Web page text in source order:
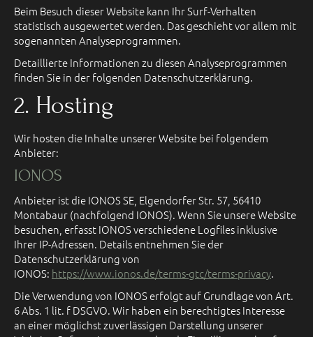
Beim Besuch dieser Website kann Ihr Surf-Verhalten
statistisch ausgewertet werden. Das geschieht vor allem mit
sogenannten Analyseprogrammen.
Detaillierte Informationen zu diesen Analyseprogrammen
finden Sie in der folgenden Datenschutzerklärung.
2. Hosting
Wir hosten die Inhalte unserer Website bei folgendem
Anbieter:
IONOS
Anbieter ist die IONOS SE, Elgendorfer Str. 57, 56410
Montabaur (nachfolgend IONOS). Wenn Sie unsere Website
besuchen, erfasst IONOS verschiedene Logfiles inklusive
Ihrer IP-Adressen. Details entnehmen Sie der
Datenschutzerklärung von
IONOS: https://www.ionos.de/terms-gtc/terms-privacy.
Die Verwendung von IONOS erfolgt auf Grundlage von Art.
6 Abs. 1 lit. f DSGVO. Wir haben ein berechtigtes Interesse
an einer möglichst zuverlässigen Darstellung unserer